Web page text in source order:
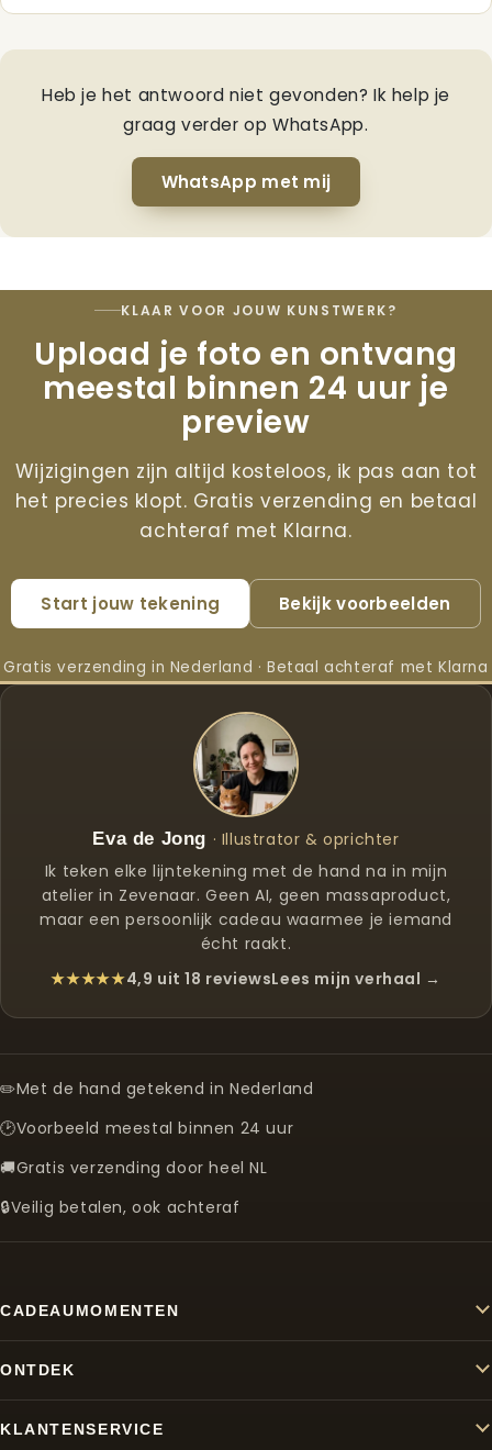
Heb je het antwoord niet gevonden? Ik help je
graag verder op WhatsApp.
WhatsApp met mij
KLAAR VOOR JOUW KUNSTWERK?
Upload je foto en ontvang
meestal binnen 24 uur je
preview
Wijzigingen zijn altijd kosteloos, ik pas aan tot
het precies klopt. Gratis verzending en betaal
achteraf met Klarna.
Start jouw tekening Bekijk voorbeelden
Gratis verzending in Nederland · Betaal achteraf met Klarna
Eva de Jong · Illustrator & oprichter
Ik teken elke lijntekening met de hand na in mijn
atelier in Zevenaar. Geen AI, geen massaproduct,
maar een persoonlijk cadeau waarmee je iemand
écht raakt.
★★★★★4,9 uit 18 reviewsLees mijn verhaal →
✏️Met de hand getekend in Nederland
🕑Voorbeeld meestal binnen 24 uur
🚚Gratis verzending door heel NL
🔒Veilig betalen, ook achteraf
CADEAUMOMENTEN
ONTDEK
KLANTENSERVICE